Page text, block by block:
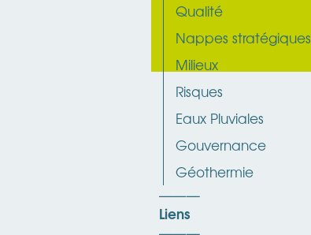
Qualité
Nappes stratégiques
Milieux
Risques
Eaux Pluviales
Gouvernance
Géothermie
Liens